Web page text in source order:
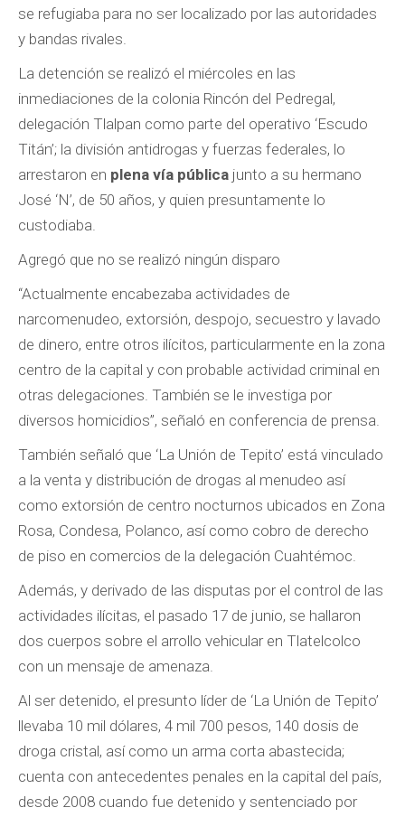
se refugiaba para no ser localizado por las autoridades
y bandas rivales.
La detención se realizó el miércoles en las
inmediaciones de la colonia Rincón del Pedregal,
delegación Tlalpan como parte del operativo ‘Escudo
Titán’; la división antidrogas y fuerzas federales, lo
arrestaron en plena vía pública junto a su hermano
José ‘N’, de 50 años, y quien presuntamente lo
custodiaba.
Agregó que no se realizó ningún disparo
“Actualmente encabezaba actividades de
narcomenudeo, extorsión, despojo, secuestro y lavado
de dinero, entre otros ilícitos, particularmente en la zona
centro de la capital y con probable actividad criminal en
otras delegaciones. También se le investiga por
diversos homicidios”, señaló en conferencia de prensa.
También señaló que ‘La Unión de Tepito’ está vinculado
a la venta y distribución de drogas al menudeo así
como extorsión de centro nocturnos ubicados en Zona
Rosa, Condesa, Polanco, así como cobro de derecho
de piso en comercios de la delegación Cuahtémoc.
Además, y derivado de las disputas por el control de las
actividades ilícitas, el pasado 17 de junio, se hallaron
dos cuerpos sobre el arrollo vehicular en Tlatelcolco
con un mensaje de amenaza.
Al ser detenido, el presunto líder de ‘La Unión de Tepito’
llevaba 10 mil dólares, 4 mil 700 pesos, 140 dosis de
droga cristal, así como un arma corta abastecida;
cuenta con antecedentes penales en la capital del país,
desde 2008 cuando fue detenido y sentenciado por